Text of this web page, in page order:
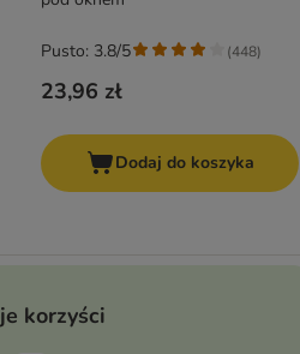
23,96 zł
Pusto: 3.8/5 (448)
Dodaj do koszyka
korzyści